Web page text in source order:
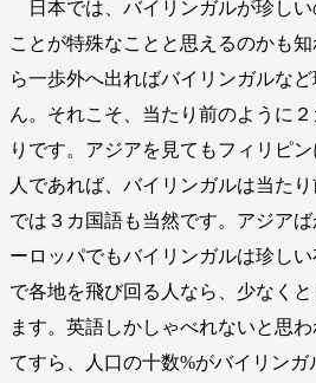
日本では、バイリンガルが珍しい
ことが特殊なことと思えるのかも
ら一歩外へ出ればバイリンガルな
ん。それこそ、当たり前のように
りです。アジアを見てもフィリピ
人であれば、バイリンガルは当た
では３カ国語も当然です。アジア
ーロッパでもバイリンガルは珍し
で各地を飛び回る人なら、少なく
ます。英語しかしゃべれないと思
てすら、人口の十数%がバイリンガ